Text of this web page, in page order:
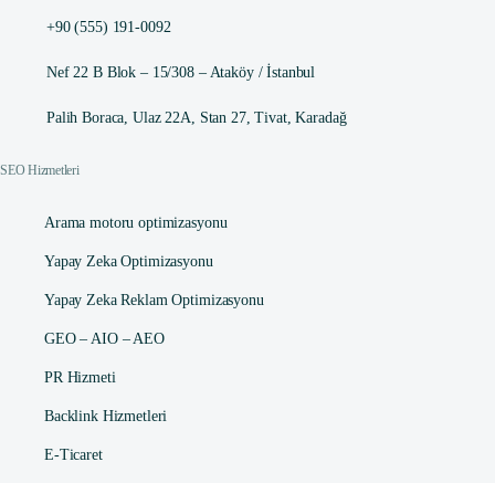
+90 (555) 191-0092
Nef 22 B Blok – 15/308 – Ataköy / İstanbul
Palih Boraca, Ulaz 22A, Stan 27, Tivat, Karadağ
SEO Hizmetleri
Arama motoru optimizasyonu
Yapay Zeka Optimizasyonu
Yapay Zeka Reklam Optimizasyonu
GEO – AIO – AEO
PR Hizmeti
Backlink Hizmetleri
E-Ticaret